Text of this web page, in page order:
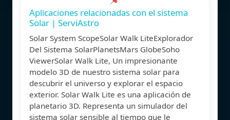
Aplicaciones relacionadas con el sistema
Solar | ServiAstro
Solar System ScopeSolar Walk LiteExplorador
Del Sistema SolarPlanetsMars GlobeSoho
ViewerSolar Walk Lite, Un impresionante
modelo 3D de nuestro sistema solar para
descubrir el universo y explorar el espacio
exterior. Solar Walk Lite es una aplicación de
planetario 3D. Representa un simulador del
sistema solar sensible al tiempo que le